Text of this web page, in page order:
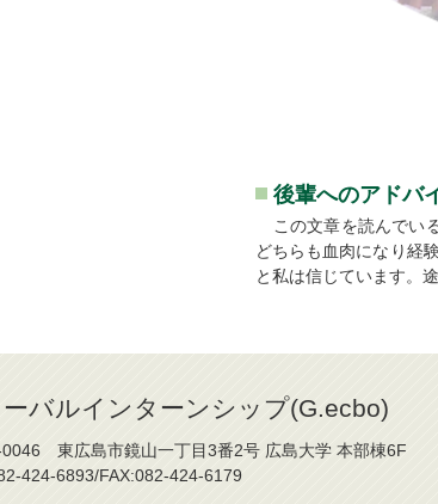
後輩へのアドバ
この文章を読んでい
どちらも血肉になり経
と私は信じています。
バルインターンシップ(G.ecbo)
0046 東広島市鏡山一丁目3番2号 広島大学 本部棟6F
424-6893/FAX:082-424-6179